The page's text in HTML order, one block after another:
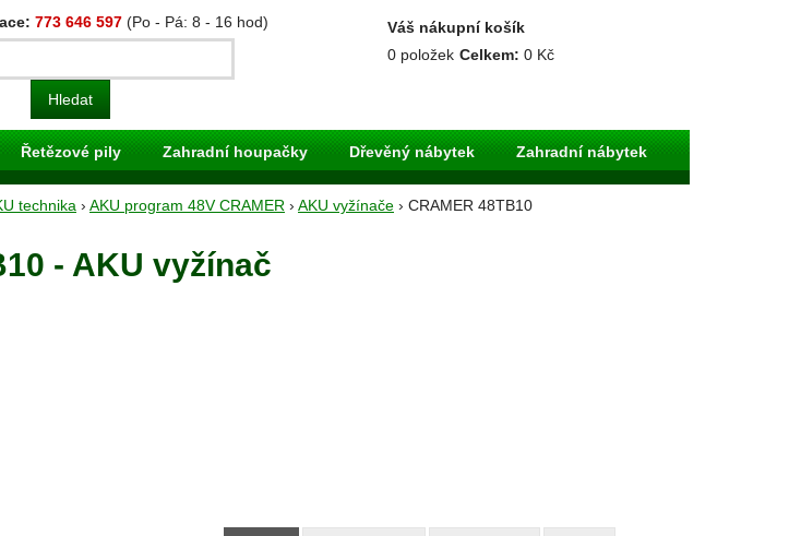
773 646 597 (Po - Pá: 8 - 16 hod)
Váš nákupní košík
0položek Celkem: 0 Kč
Řetězové pily Zahradní houpačky Dřevěný nábytek Zahradní nábytek
technika › AKU program 48V CRAMER › AKU vyžínače › CRAMER 48TB10
- AKU vyžínač